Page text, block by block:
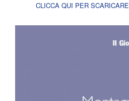
CLICCA QUI PER